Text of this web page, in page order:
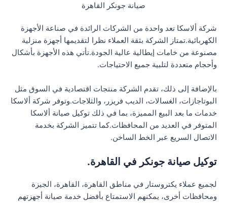
صيانة جونكر القاهرة
شركة ألاسكا تعد واحدة من الشركات الرائدة في صناعة الأجهزة
الكهربائية.تمتاز الشركة بثقة العملاء نظرا لتقديمها أجهزة منزلية
مصنوعة من خامات إيطالية عالية الجودة.تأتي هذه الأجهزة بأشكال
وأحجام متعددة لتلبية جميع الاحتياجات.
بالإضافة إلى ذلك، تقدم الشركة منتجات اقتصادية في السوق مثل
البوتاجازات، الغسالات، الديب فريزر، والثلاجات.وتوفر شركة ألاسكا
خدمات ما بعد البيع المميزة، بما في ذلك توكيل صيانة ألاسكا
المتوفر في العديد من المحافظات.كما تتميز الشركة بخدمة
الاتصال السريع عبر الخط الساخن.
توكيل صيانة جونكر في القاهرة.
لجميع عملاء يكتروستار في مناطق القاهرة، القاهرة، الجيزة
ومحافظات أخرى، يمكنهم الاستمتاع بأفضل خدمة صيانة أجهزتهم